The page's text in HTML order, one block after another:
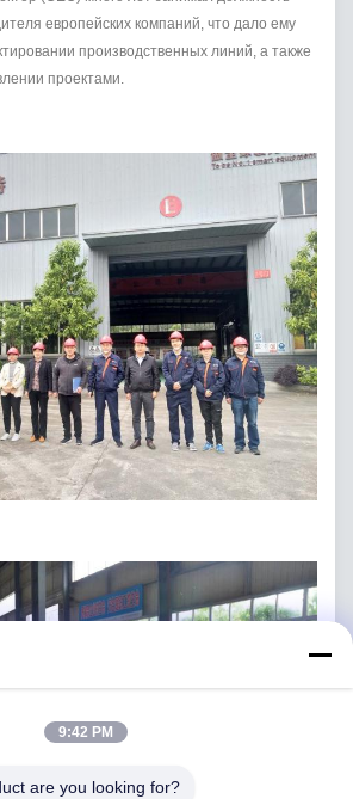
европейских компаний, что дало ему
производственных линий, а также
проектами.
9:42 PM
are you looking for?